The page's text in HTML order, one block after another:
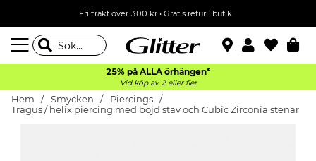
Fri frakt över 300 kr• Gratis retur i butik
25% på ALLA örhängen*
Vid köp av 2 eller fler
Hem Smycken
Piercings
Tragus / helix piercing med böjd stav och Cubic Zirconia stenar